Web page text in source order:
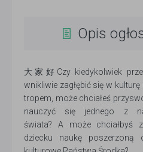
Opis
大家好Czy kiedykolwiek
wnikliwie zagłębić się w
tropem, może chciałeś
nauczyć się jednego z
świata? A może chciałbyś
dziecku naukę poszerzoną